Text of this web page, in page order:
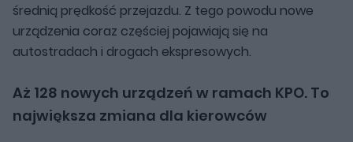
średnią prędkość przejazdu. Z tego powodu nowe
urządzenia coraz częściej pojawiają się na
autostradach i drogach ekspresowych.
Aż 128 nowych urządzeń w ramach KPO. To
największa zmiana dla kierowców